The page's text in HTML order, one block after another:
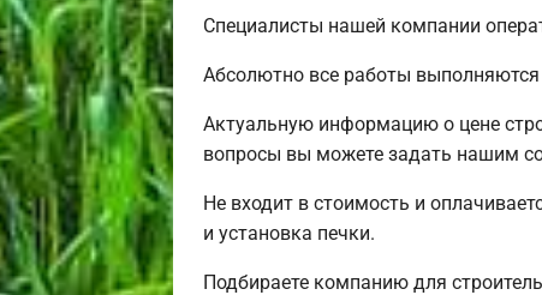
Специалисты нашей компании
Абсолютно все работы
Актуальную информацию о цене
вопросы вы можете задать нашим
Не входит в стоимость и
и установка печки.
Подбираете компанию для